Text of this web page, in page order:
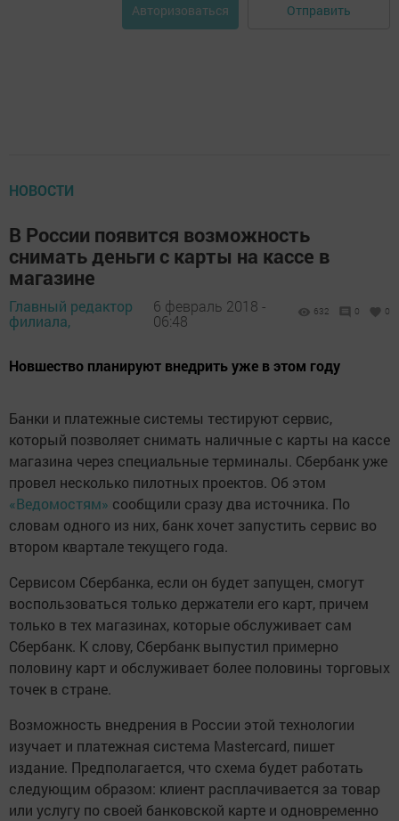
Авторизоваться Отправить
НОВОСТИ
В России появится возможность
снимать деньги с карты на кассе в
магазине
Главный редактор
филиала,
6 февраль 2018 -
06:48
632 0 0
Новшество планируют внедрить уже в этом году
Банки и платежные системы тестируют сервис,
который позволяет снимать наличные с карты на кассе
магазина через специальные терминалы. Сбербанк уже
провел несколько пилотных проектов. Об этом
«Ведомостям» сообщили сразу два источника. По
словам одного из них, банк хочет запустить сервис во
втором квартале текущего года.
Сервисом Сбербанка, если он будет запущен, смогут
воспользоваться только держатели его карт, причем
только в тех магазинах, которые обслуживает сам
Сбербанк. К слову, Сбербанк выпустил примерно
половину карт и обслуживает более половины торговых
точек в стране.
Возможность внедрения в России этой технологии
изучает и платежная система Mastercard, пишет
издание. Предполагается, что схема будет работать
следующим образом: клиент расплачивается за товар
или услугу по своей банковской карте и одновременно